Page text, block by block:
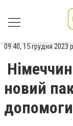
09:40, 15 грудня 2023
новий
допомоги